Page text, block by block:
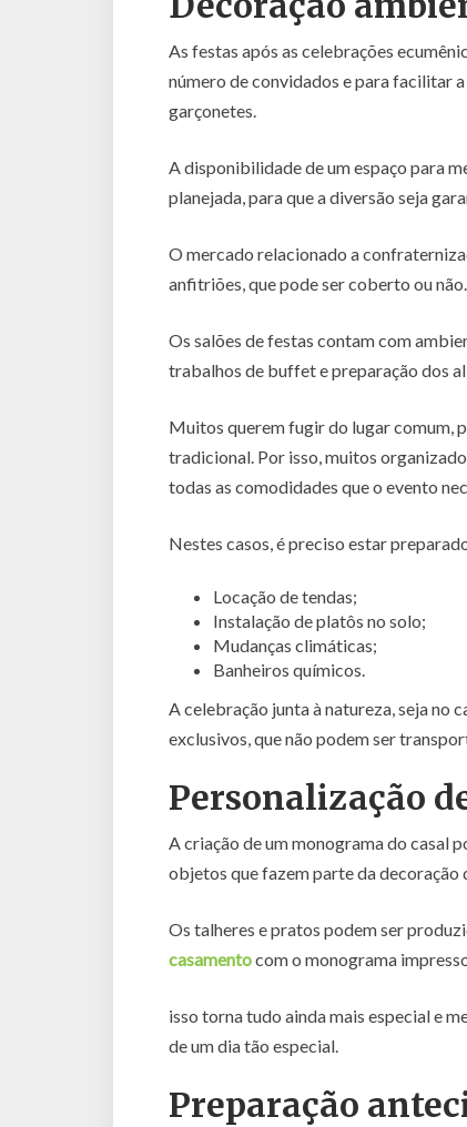
As festas após as celebrações
número de convidados e para facilitar
garçonetes.
A disponibilidade de um espaço para
planejada, para que a diversão seja
O mercado relacionado a
anfitriões, que pode ser coberto ou não.
Os salões de festas contam com
trabalhos de buffet e preparação dos
Muitos querem fugir do lugar comum,
tradicional. Por isso, muitos
todas as comodidades que o evento
Nestes casos, é preciso estar
Locação de tendas;
Instalação de platôs no solo;
Mudanças climáticas;
Banheiros químicos.
A celebração junta à natureza, seja no
exclusivos, que não podem ser
Personalização
A criação de um monograma do casal
objetos que fazem parte da decoração
Os talheres e pratos podem ser
casamentocom o monograma
isso torna tudo ainda mais especial e
de um dia tão especial.
Preparação